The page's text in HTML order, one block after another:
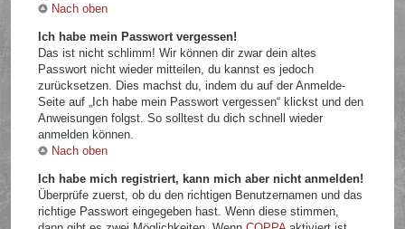
Nach oben
Ich habe mein Passwort vergessen!
Das ist nicht schlimm! Wir können dir zwar dein altes
Passwort nicht wieder mitteilen, du kannst es jedoch
zurücksetzen. Dies machst du, indem du auf der Anmelde-
Seite auf „Ich habe mein Passwort vergessen“ klickst und den
Anweisungen folgst. So solltest du dich schnell wieder
anmelden können.
Nach oben
Ich habe mich registriert, kann mich aber nicht anmelden!
Überprüfe zuerst, ob du den richtigen Benutzernamen und das
richtige Passwort eingegeben hast. Wenn diese stimmen,